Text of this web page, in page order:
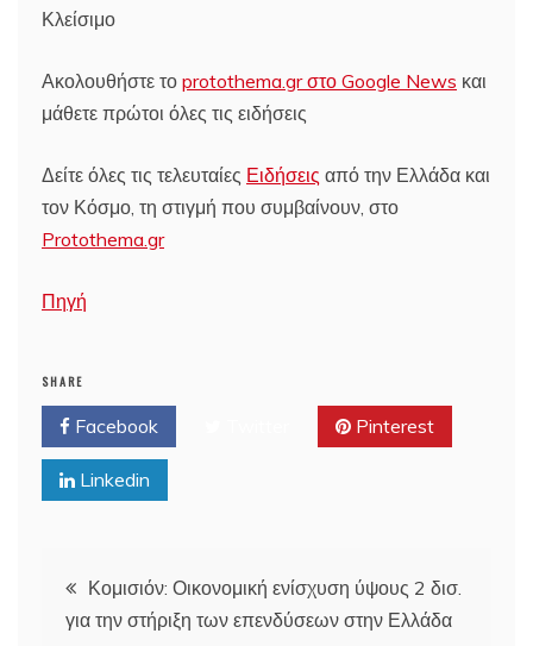
Κλείσιμο
Ακολουθήστε το protothema.gr στο Google News και
μάθετε πρώτοι όλες τις ειδήσεις
Δείτε όλες τις τελευταίες Ειδήσεις από την Ελλάδα και
τον Κόσμο, τη στιγμή που συμβαίνουν, στο
Protothema.gr
Πηγή
SHARE
Facebook Pinterest
Linkedin
PostΚομισιόν: Οικονομική ενίσχυση ύψους 2 δισ.
για την στήριξη των επενδύσεων στην Ελλάδα